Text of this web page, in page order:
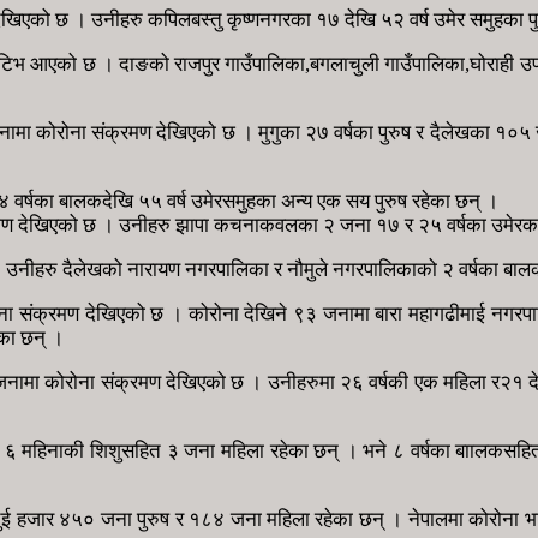
देखिएको छ । उनीहरु कपिलबस्तु कृष्णनगरका १७ देखि ५२ वर्ष उमेर
आएको छ । दाङको राजपुर गाउँपालिका,बगलाचुली
जनामा कोरोना संक्रमण देखिएको छ । मुगुका २७ वर्षका पुरुष र दैलेखका
४ वर्षका बालकदेखि ५५ वर्ष उमेरसमुहका अन्य एक सय पुरुष रहेका छन् ।
देखिएको छ । उनीहरु झापा कचनाकवलका २ जना १७ र २५ वर्षका
दैलेखको नारायण नगरपालिका र नौमुले नगरपालिकाको २ वर्षका
संक्रमण देखिएको छ । कोरोना देखिने ९३ जनामा बारा महागढीमाई
छन् ।
कोरोना संक्रमण देखिएको छ । उनीहरुमा २६ वर्षकी एक महिला
६ महिनाकी शिशुसहित ३ जना महिला रहेका छन् । भने ८ वर्षका
४५० जना पुरुष र १८४ जना महिला रहेका छन् । नेपालमा कोरोना